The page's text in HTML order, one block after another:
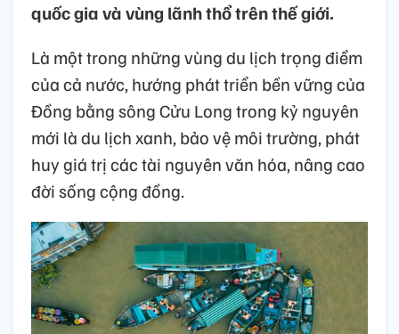
quốc gia và vùng lãnh thổ trên thế giới.
Là một trong những vùng du lịch trọng điểm
của cả nước, hướng phát triển bền vững của
Đồng bằng sông Cửu Long trong kỷ nguyên
mới là du lịch xanh, bảo vệ môi trường, phát
huy giá trị các tài nguyên văn hóa, nâng cao
đời sống cộng đồng.